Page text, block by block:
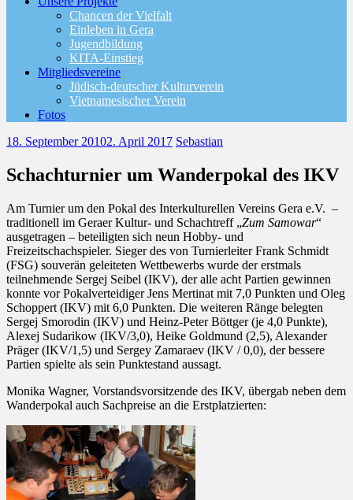
Chancen der Vielfalt
Einleben in Gera
Jugendbildung
KITA-Einstieg
Mitgliedsvereine
Jüdisch-deutscher Kulturverein
Vietnamesischer Verein
Fotos
18. September 20102. April 2017 Sebastian
Schachturnier um Wanderpokal des IKV
Am Turnier um den Pokal des Interkulturellen Vereins Gera e.V. –
traditionell im Geraer Kultur- und Schachtreff „Zum Samowar“
ausgetragen – beteiligten sich neun Hobby- und
Freizeitschachspieler. Sieger des von Turnierleiter Frank Schmidt
(FSG) souverän geleiteten Wettbewerbs wurde der erstmals
teilnehmende Sergej Seibel (IKV), der alle acht Partien gewinnen
konnte vor Pokalverteidiger Jens Mertinat mit 7,0 Punkten und Oleg
Schoppert (IKV) mit 6,0 Punkten. Die weiteren Ränge belegten
Sergej Smorodin (IKV) und Heinz-Peter Böttger (je 4,0 Punkte),
Alexej Sudarikow (IKV/3,0), Heike Goldmund (2,5), Alexander
Präger (IKV/1,5) und Sergey Zamaraev (IKV / 0,0), der bessere
Partien spielte als sein Punktestand aussagt.
Monika Wagner, Vorstandsvorsitzende des IKV, übergab neben dem
Wanderpokal auch Sachpreise an die Erstplatzierten: